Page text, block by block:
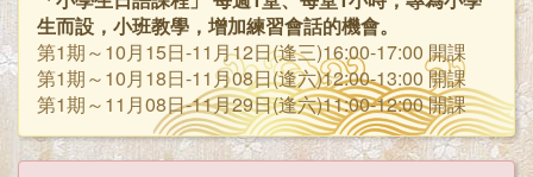
生而設，小班教學，增加練習會話的機會。
第1期～10月15日-11月12日(逢三)16:00-17:00 開課
第1期～10月18日-11月08日(逢六)12:00-13:00 開課
第1期～11月08日-11月29日(逢六)11:00-12:00 開課